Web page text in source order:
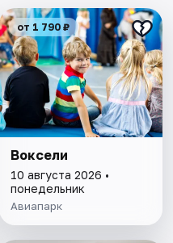
от 1 790 ₽
Воксели
10 августа 2026 •
понедельник
Авиапарк